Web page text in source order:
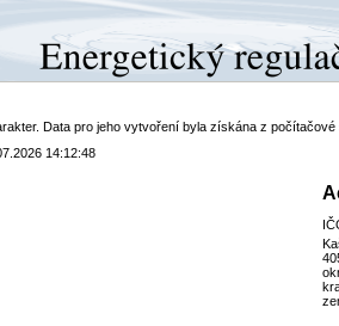
Data pro jeho vytvoření byla získána z počítačové
14:12:48